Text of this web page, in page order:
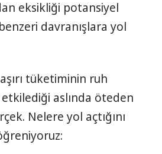
eksikliği potansiyel
davranışlara yol
tüketiminin ruh
etkilediği aslında öteden
Nelere yol açtığını